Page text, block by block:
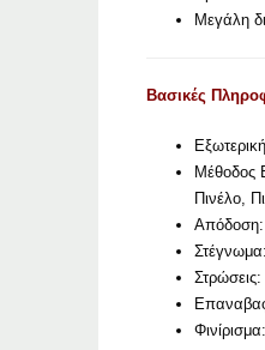
Μεγάλη
Βασικές
Μέθοδος
Πινέλο,